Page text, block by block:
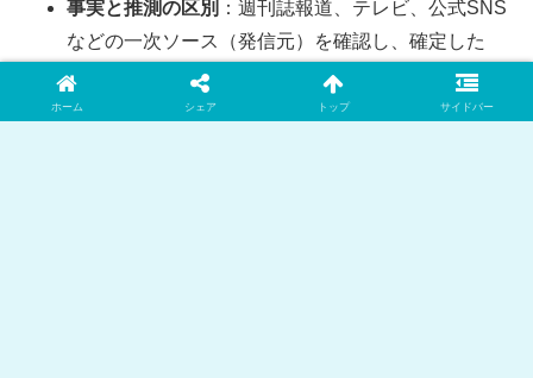
事実と推測の区別 ：週刊誌報道、テレビ、公式SNS
などの一次ソース（発信元）を確認し、確定した
「事実」と、ネット上の「推測・噂」を明確に区別
して記載します。
ホーム シェア トップ サイドバー